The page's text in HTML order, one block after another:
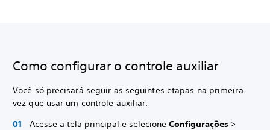
Como configurar o controle auxiliar
Você só precisará seguir as seguintes etapas na primeira
vez que usar um controle auxiliar.
Acesse a tela principal e selecione Configurações >